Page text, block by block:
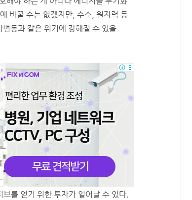
바꿀 수는 없겠지만, 수소, 원자력 등
동과 같은 위기에 강해질 수 있을
를 얻기 위한 투자가 일어날 수 있다.